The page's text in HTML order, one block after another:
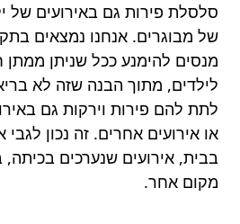
סלסלת פירות גם באירועים של
של מבוגרים. אנחנו נמצאים
מנסים להימנע ככל שניתן ממתן
לילדים, מתוך הבנה שזה לא
לתת להם פירות וירקות גם
או אירועים אחרים. זה נכון לגבי
בבית, אירועים שנערכים בכיתה,
מקום אחר.